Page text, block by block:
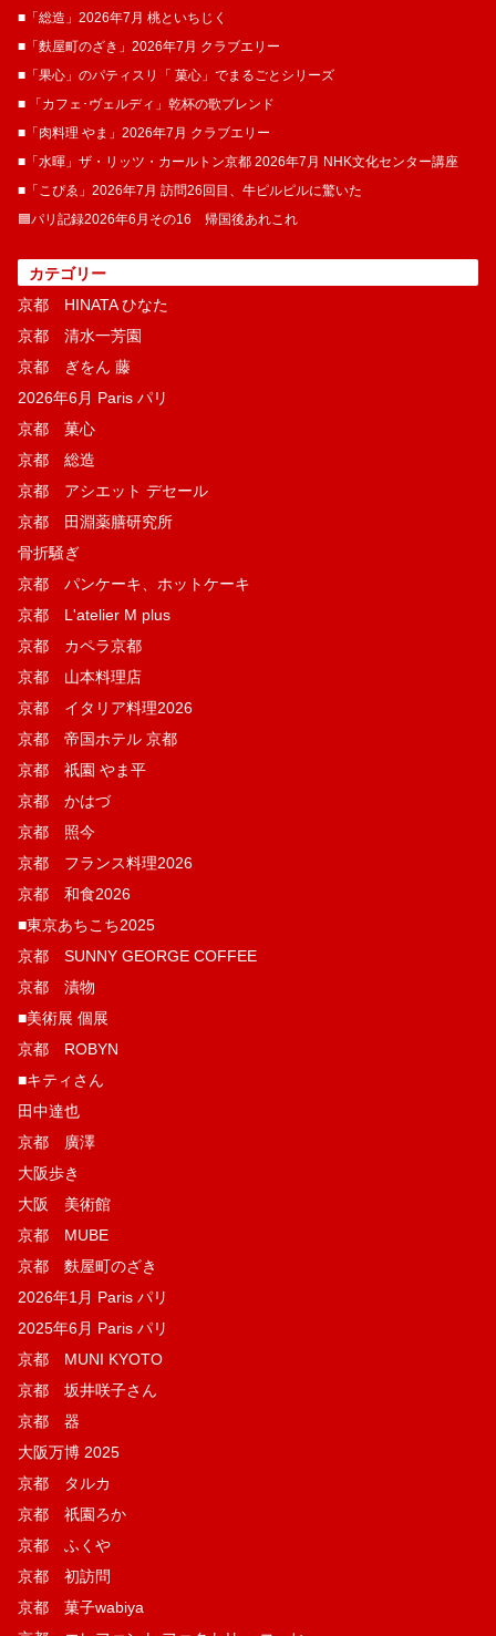
■「総造」2026年7月 桃といちじく
■「麩屋町のざき」2026年7月 クラブエリー
■「果心」のパティスリ「 菓​心」でまるごとシリーズ
■ 「カフェ･ヴェルディ」乾杯の歌ブレンド
■「肉料理 やま」2026年7月 クラブエリー
■「水暉」ザ・リッツ・カールトン京都 2026年7月 NHK文化センター講座
■「こぴゑ」2026年7月 訪問26回目、牛ピルピルに驚いた
🟦パリ記録2026年6月その16 帰国後あれこれ
カテゴリー
京都 HINATA ひなた
京都 清水一芳園
京都 ぎをん 藤
2026年6月 Paris パリ
京都 菓​心
京都 総造
京都 アシエット デセール
京都 田淵薬膳研究所
骨折騒ぎ
京都 パンケーキ、ホットケーキ
京都 L'atelier M plus
京都 カペラ京都
京都 山本料理店
京都 イタリア料理2026
京都 帝国ホテル 京都
京都 祇園 やま平
京都 かはづ
京都 照今
京都 フランス料理2026
京都 和食2026
■東京あちこち2025
京都 SUNNY GEORGE COFFEE
京都 漬物
■美術展 個展
京都 ROBYN
■キティさん
田中達也
京都 廣澤
大阪歩き
大阪 美術館
京都 MUBE
京都 麩屋町のざき
2026年1月 Paris パリ
2025年6月 Paris パリ
京都 MUNI KYOTO
京都 坂井咲子さん
京都 器
大阪万博 2025
京都 タルカ
京都 祇園ろか
京都 ふくや
京都 初訪問
京都 菓子wabiya